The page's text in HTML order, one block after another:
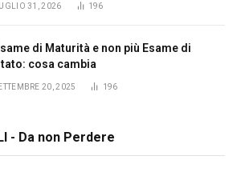
31, 2026 196
di Maturità e non più Esame di
cosa cambia
20, 2025 196
- Da non Perdere